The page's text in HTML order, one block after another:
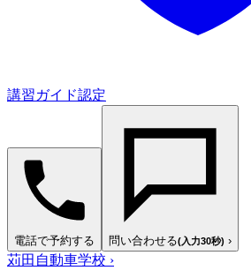
講習ガイド認定
電話で予約する 問い合わせる(入力30秒) ›
苅田自動車学校 ›